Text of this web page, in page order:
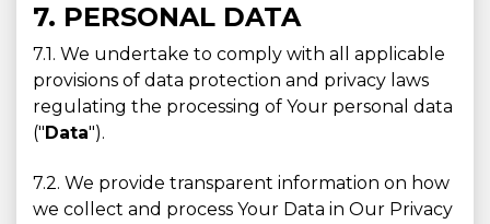
7. PERSONAL DATA
7.1. We undertake to comply with all applicable
provisions of data protection and privacy laws
regulating the processing of Your personal data
("Data").
7.2. We provide transparent information on how
we collect and process Your Data in Our Privacy